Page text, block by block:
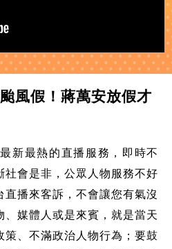
風假！蔣萬安放假才
新最熱的直播服務，即時不
社會是非，公眾人物服務不好
直播來客訴，不會讓您有氣沒
、媒體人或是來賓，就是當天
策、不滿政治人物行為；要鼓